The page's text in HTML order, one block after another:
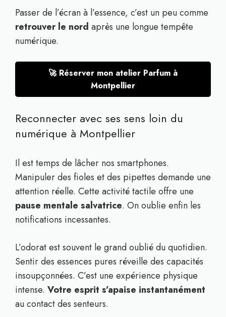
Passer de l’écran à l’essence, c’est un peu comme
retrouver le nord après une longue tempête
numérique.
🚀 Réserver mon atelier Parfum à
Montpellier
Reconnecter avec ses sens loin du
numérique à Montpellier
Il est temps de lâcher nos smartphones.
Manipuler des fioles et des pipettes demande une
attention réelle. Cette activité tactile offre une
pause mentale salvatrice. On oublie enfin les
notifications incessantes.
L’odorat est souvent le grand oublié du quotidien.
Sentir des essences pures réveille des capacités
insoupçonnées. C’est une expérience physique
intense. Votre esprit s’apaise instantanément
au contact des senteurs.